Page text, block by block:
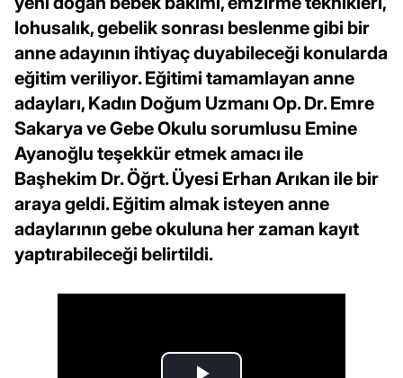
lohusalık, gebelik sonrası beslenme gibi bir
anne adayının ihtiyaç duyabileceği konularda
eğitim veriliyor. Eğitimi tamamlayan anne
adayları, Kadın Doğum Uzmanı Op. Dr. Emre
Sakarya ve Gebe Okulu sorumlusu Emine
Ayanoğlu teşekkür etmek amacı ile
Başhekim Dr. Öğrt. Üyesi Erhan Arıkan ile bir
araya geldi. Eğitim almak isteyen anne
adaylarının gebe okuluna her zaman kayıt
yaptırabileceği belirtildi.